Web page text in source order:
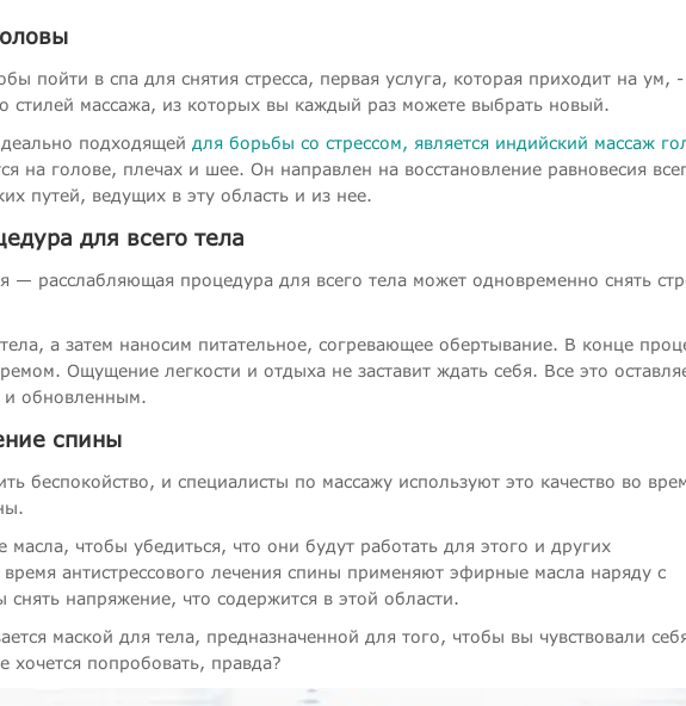
пойти в спа для снятия стресса, первая услуга, которая приходит на ум, -
стилей массажа, из которых вы каждый раз можете выбрать новый.
подходящей для борьбы со стрессом, является индийский массаж
на голове, плечах и шее. Он направлен на восстановление равновесия
путей, ведущих в эту область и из нее.
для всего тела
— расслабляющая процедура для всего тела может одновременно снять
а затем наносим питательное, согревающее обертывание. В конце
Ощущение легкости и отдыха не заставит ждать себя. Все это
и обновленным.
спины
беспокойство, и специалисты по массажу используют это качество во
чтобы убедиться, что они будут работать для этого и других
антистрессового лечения спины применяют эфирные масла наряду с
напряжение, что содержится в этой области.
маской для тела, предназначенной для того, чтобы вы чувствовали
попробовать, правда?